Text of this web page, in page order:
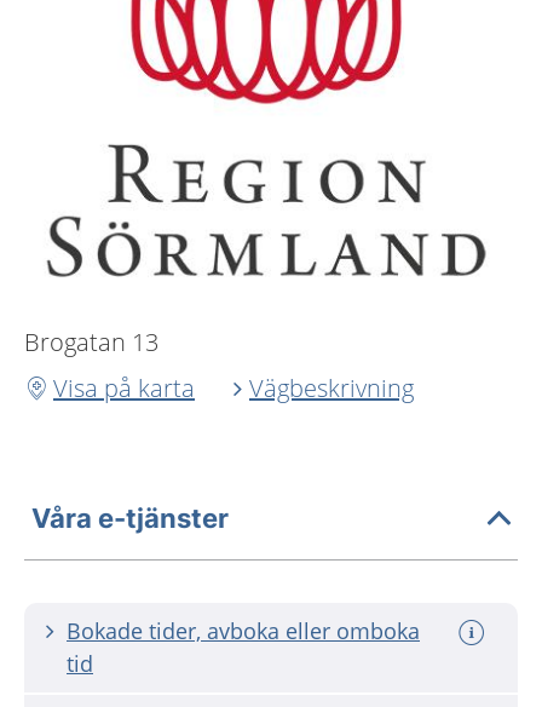
Brogatan 13
Visa på karta
Vägbeskrivning
Våra e-tjänster
Bokade tider, avboka eller omboka
tid